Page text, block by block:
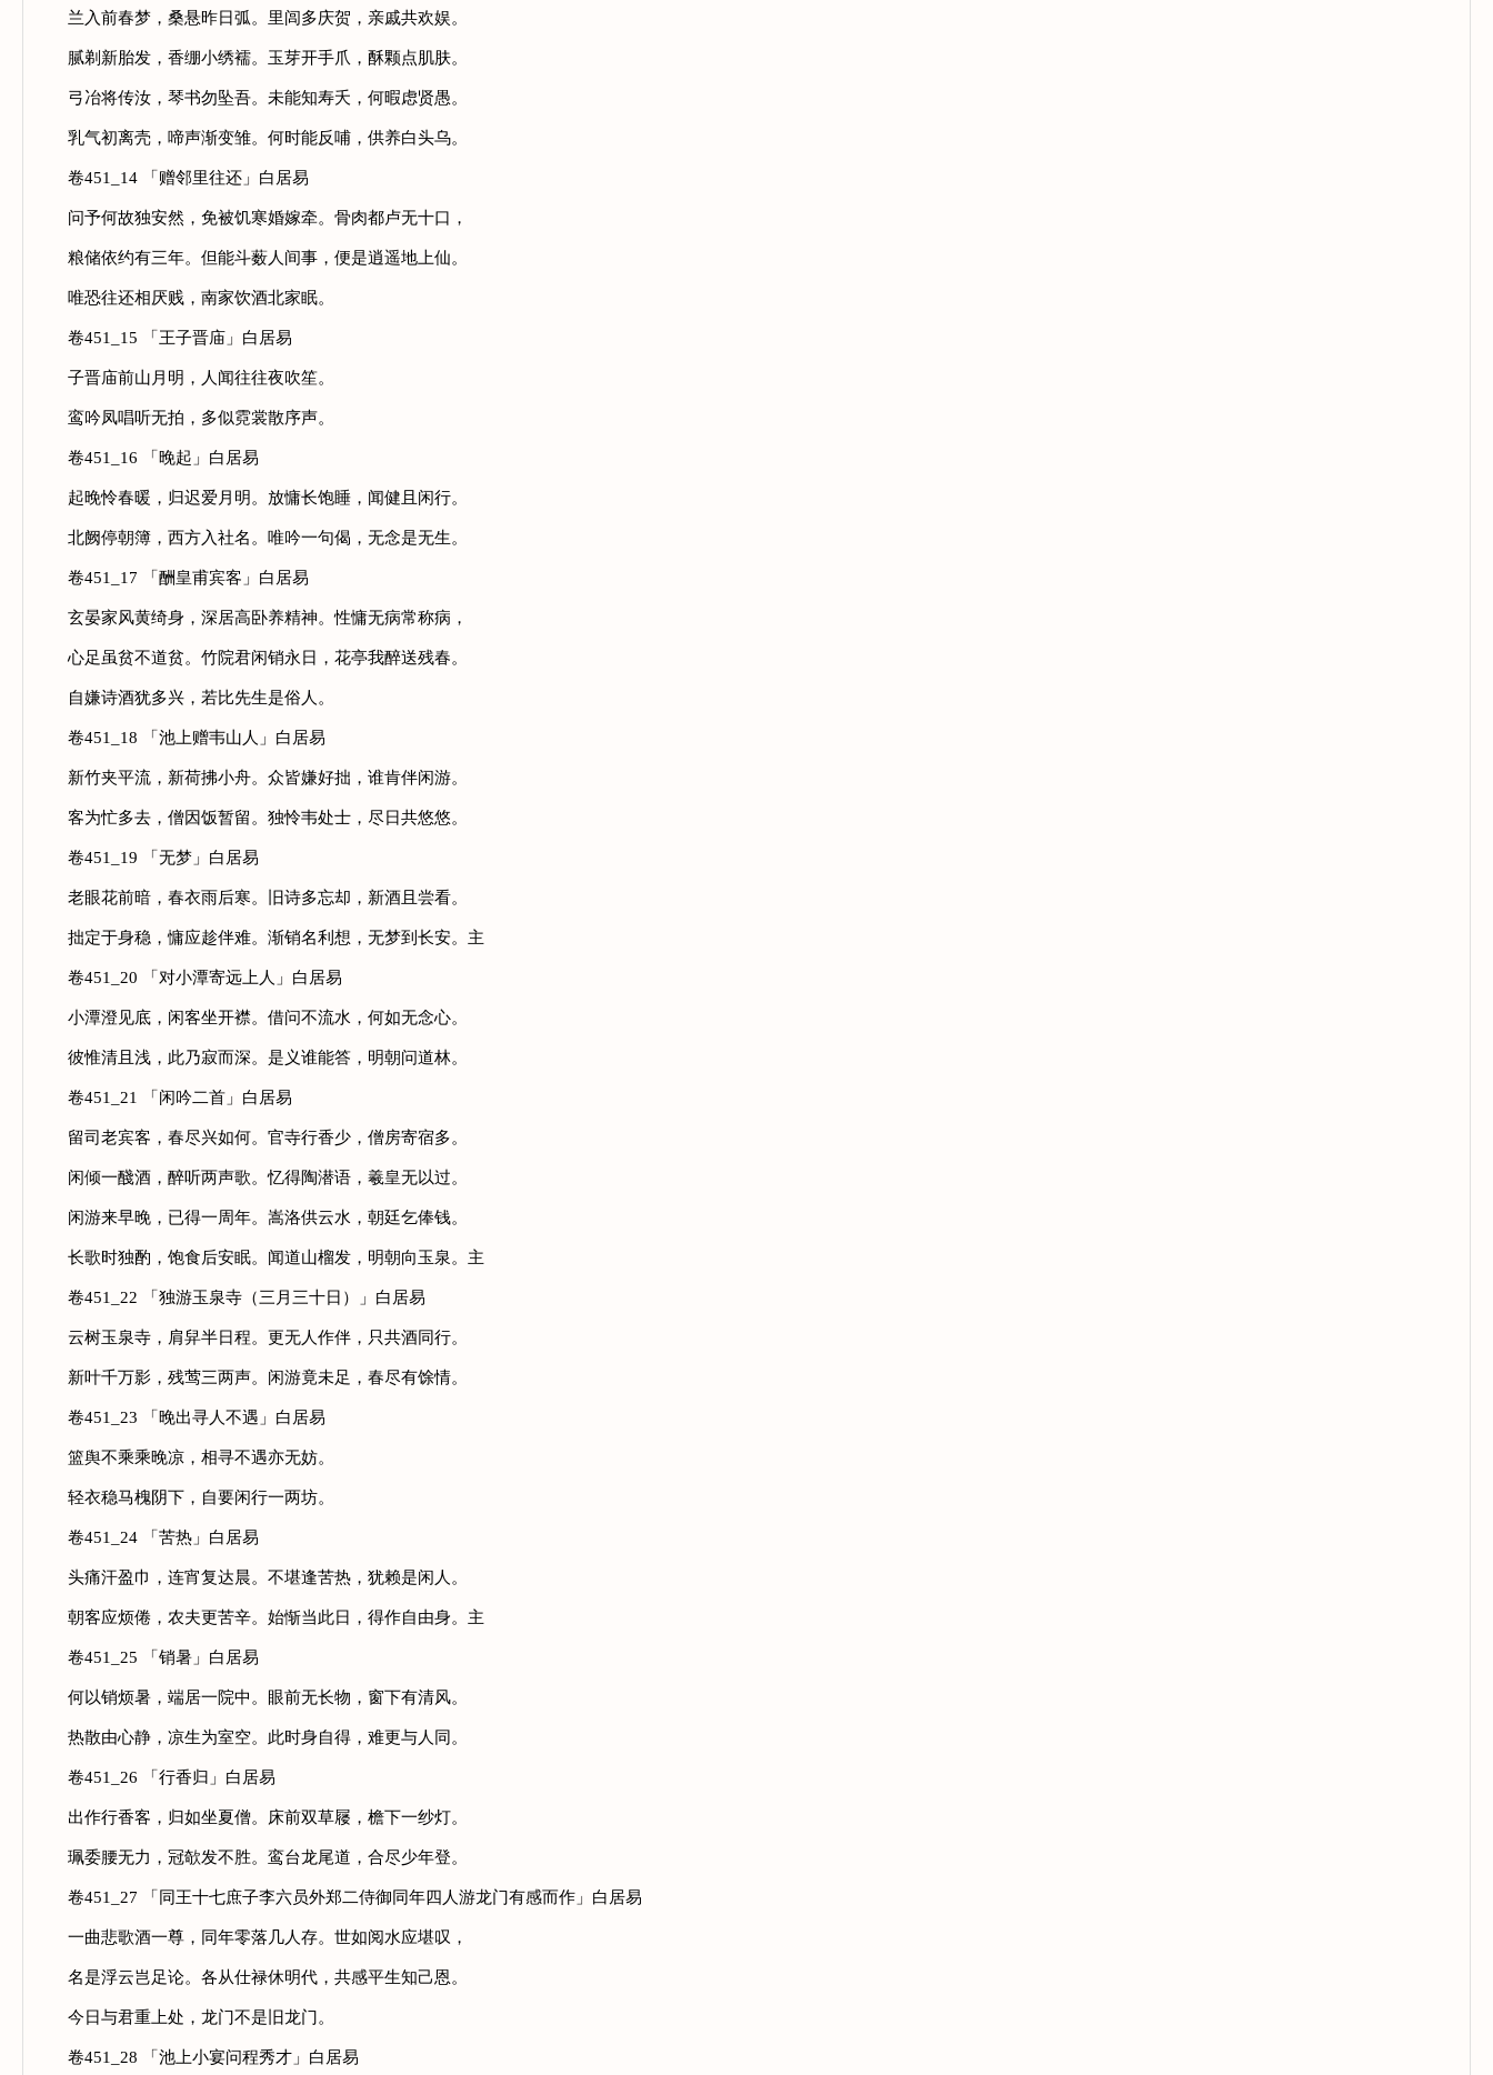
兰入前春梦，桑悬昨日弧。里闾多庆贺，亲戚共欢娱。
腻剃新胎发，香绷小绣襦。玉芽开手爪，酥颗点肌肤。
弓冶将传汝，琴书勿坠吾。未能知寿夭，何暇虑贤愚。
乳气初离壳，啼声渐变雏。何时能反哺，供养白头乌。
卷451_14 「赠邻里往还」白居易
问予何故独安然，免被饥寒婚嫁牵。骨肉都卢无十口，
粮储依约有三年。但能斗薮人间事，便是逍遥地上仙。
唯恐往还相厌贱，南家饮酒北家眠。
卷451_15 「王子晋庙」白居易
子晋庙前山月明，人闻往往夜吹笙。
鸾吟凤唱听无拍，多似霓裳散序声。
卷451_16 「晚起」白居易
起晚怜春暖，归迟爱月明。放慵长饱睡，闻健且闲行。
北阙停朝簿，西方入社名。唯吟一句偈，无念是无生。
卷451_17 「酬皇甫宾客」白居易
玄晏家风黄绮身，深居高卧养精神。性慵无病常称病，
心足虽贫不道贫。竹院君闲销永日，花亭我醉送残春。
自嫌诗酒犹多兴，若比先生是俗人。
卷451_18 「池上赠韦山人」白居易
新竹夹平流，新荷拂小舟。众皆嫌好拙，谁肯伴闲游。
客为忙多去，僧因饭暂留。独怜韦处士，尽日共悠悠。
卷451_19 「无梦」白居易
老眼花前暗，春衣雨后寒。旧诗多忘却，新酒且尝看。
拙定于身稳，慵应趁伴难。渐销名利想，无梦到长安。主
卷451_20 「对小潭寄远上人」白居易
小潭澄见底，闲客坐开襟。借问不流水，何如无念心。
彼惟清且浅，此乃寂而深。是义谁能答，明朝问道林。
卷451_21 「闲吟二首」白居易
留司老宾客，春尽兴如何。官寺行香少，僧房寄宿多。
闲倾一醆酒，醉听两声歌。忆得陶潜语，羲皇无以过。
闲游来早晚，已得一周年。嵩洛供云水，朝廷乞俸钱。
长歌时独酌，饱食后安眠。闻道山榴发，明朝向玉泉。主
卷451_22 「独游玉泉寺（三月三十日）」白居易
云树玉泉寺，肩舁半日程。更无人作伴，只共酒同行。
新叶千万影，残莺三两声。闲游竟未足，春尽有馀情。
卷451_23 「晚出寻人不遇」白居易
篮舆不乘乘晚凉，相寻不遇亦无妨。
轻衣稳马槐阴下，自要闲行一两坊。
卷451_24 「苦热」白居易
头痛汗盈巾，连宵复达晨。不堪逢苦热，犹赖是闲人。
朝客应烦倦，农夫更苦辛。始惭当此日，得作自由身。主
卷451_25 「销暑」白居易
何以销烦暑，端居一院中。眼前无长物，窗下有清风。
热散由心静，凉生为室空。此时身自得，难更与人同。
卷451_26 「行香归」白居易
出作行香客，归如坐夏僧。床前双草屦，檐下一纱灯。
珮委腰无力，冠欹发不胜。鸾台龙尾道，合尽少年登。
卷451_27 「同王十七庶子李六员外郑二侍御同年四人游龙门有感而作」白居易
一曲悲歌酒一尊，同年零落几人存。世如阅水应堪叹，
名是浮云岂足论。各从仕禄休明代，共感平生知己恩。
今日与君重上处，龙门不是旧龙门。
卷451_28 「池上小宴问程秀才」白居易